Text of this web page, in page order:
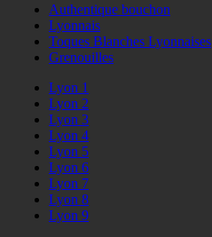
Authentique bouchon
Lyonnais
Toques Blanches Lyonnaises
Grenouilles
Lyon 1
Lyon 2
Lyon 3
Lyon 4
Lyon 5
Lyon 6
Lyon 7
Lyon 8
Lyon 9